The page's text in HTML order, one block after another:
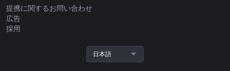
提携に関するお問い合わせ
広告
採用
日本語